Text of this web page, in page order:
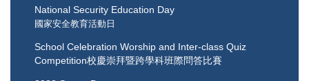
National Security Education Day
國家安全教育活動日
School Celebration Worship and Inter-class Quiz
Competition校慶崇拜暨跨學科班際問答比賽